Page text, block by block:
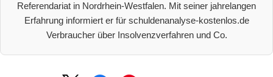
Referendariat in Nordrhein-Westfalen. Mit seiner jahrelangen
Erfahrung informiert er für schuldenanalyse-kostenlos.de
Verbraucher über Insolvenzverfahren und Co.